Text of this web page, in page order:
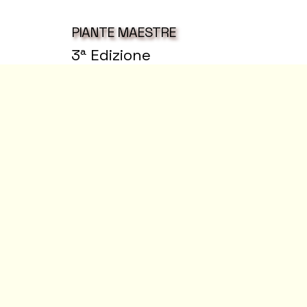
PIANTE MAESTRE
3ª Edizione